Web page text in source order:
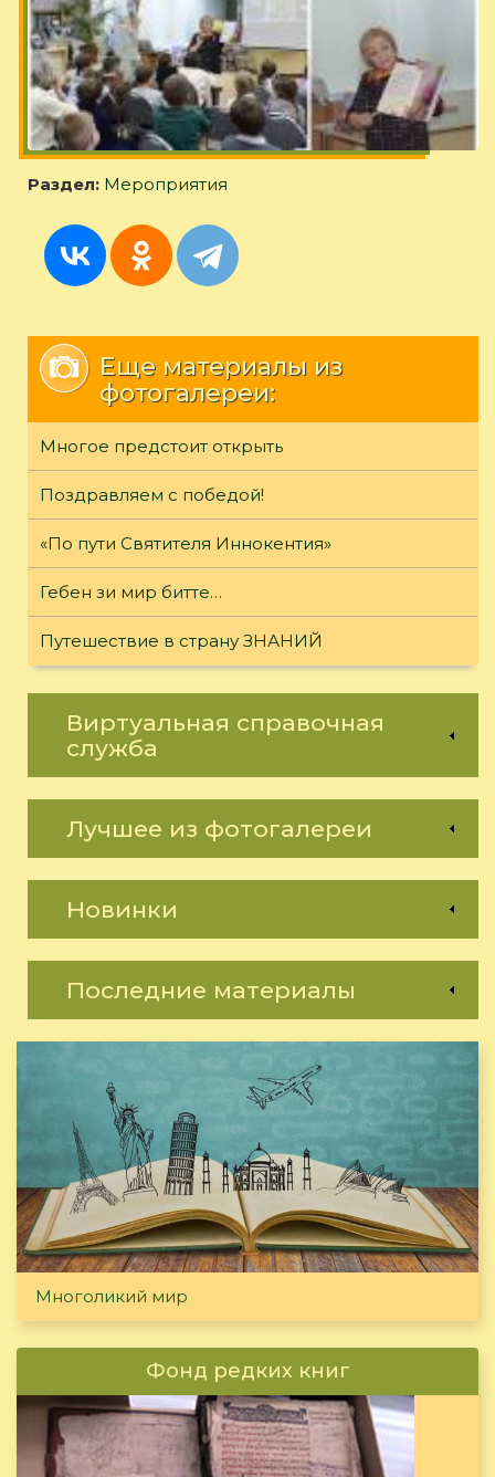
Раздел: Мероприятия
Еще материалы из
фотогалереи:
Многое предстоит открыть
Поздравляем с победой!
«По пути Святителя Иннокентия»
Гебен зи мир битте…
Путешествие в страну ЗНАНИЙ
Виртуальная справочная
служба
Лучшее из фотогалереи
Новинки
Последние материалы
Многоликий мир
Фонд редких книг